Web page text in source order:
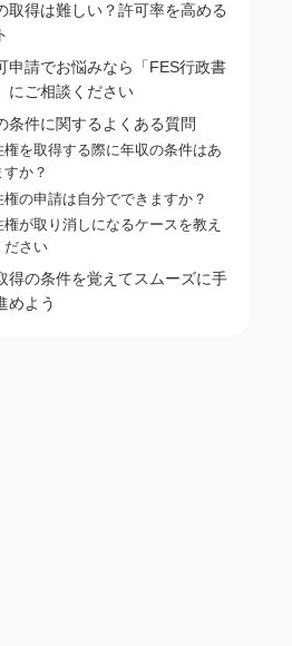
取得は難しい？許可率を高める
申請でお悩みなら「FES行政書
にご相談ください
条件に関するよくある質問
権を取得する際に年収の条件はあ
すか？
権の申請は自分でできますか？
権が取り消しになるケースを教え
ださい
得の条件を覚えてスムーズに手
めよう